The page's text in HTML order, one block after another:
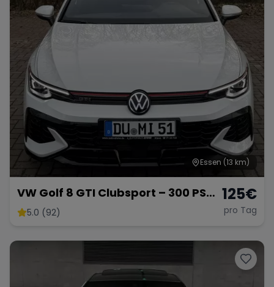
Essen (13 km)
VW Golf 8 GTI Clubsport – 300 PS
Performance
5.0 (92)
125€
pro Tag